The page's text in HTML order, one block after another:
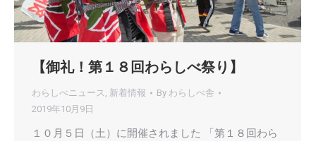
【御礼！第１８回わらしべ祭り】
わらしべニュース , 新着情報 By わらしべ舎
2019年10月9日
１０月５日（土）に開催されました 「第１８回わら